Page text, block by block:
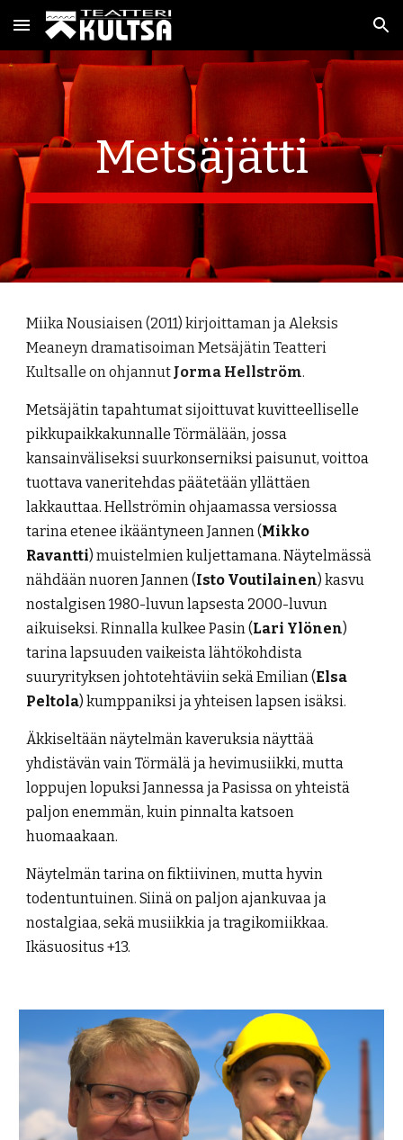
Skip to main content Skip to navigation
Metsäjätti
Miika Nousiaisen (2011) kirjoittaman ja Aleksis
Meaneyn dramatisoiman Metsäjätin Teatteri
Kultsalle on ohjannut Jorma Hellström.
Metsäjätin tapahtumat sijoittuvat kuvitteelliselle
pikkupaikkakunnalle Törmälään, jossa
kansainväliseksi suurkonserniksi paisunut, voittoa
tuottava vaneritehdas päätetään yllättäen
lakkauttaa. Hellströmin ohjaamassa versiossa
tarina etenee ikääntyneen Jannen (Mikko
Ravantti) muistelmien kuljettamana. Näytelmässä
nähdään nuoren Jannen (Isto Voutilainen) kasvu
nostalgisen 1980-luvun lapsesta 2000-luvun
aikuiseksi. Rinnalla kulkee Pasin (Lari Ylönen)
tarina lapsuuden vaikeista lähtökohdista
suuryrityksen johtotehtäviin sekä Emilian (Elsa
Peltola) kumppaniksi ja yhteisen lapsen isäksi.
Äkkiseltään näytelmän kaveruksia näyttää
yhdistävän vain Törmälä ja hevimusiikki, mutta
loppujen lopuksi Jannessa ja Pasissa on yhteistä
paljon enemmän, kuin pinnalta katsoen
huomaakaan.
Näytelmän tarina on fiktiivinen, mutta hyvin
todentuntuinen. Siinä on paljon ajankuvaa ja
nostalgiaa, sekä musiikkia ja tragikomiikkaa.
Ikäsuositus +13.